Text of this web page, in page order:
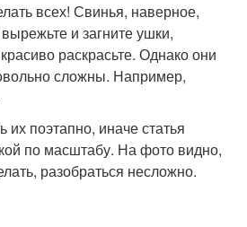
всех! Свинья, наверное,
и загните ушки,
раскрасьте. Однако они
сложны. Например,
поэтапно, иначе статья
по масштабу. На фото видно,
разобраться несложно.